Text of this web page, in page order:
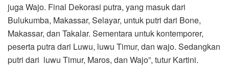
juga Wajo. Final Dekorasi putra, yang masuk dari
Bulukumba, Makassar, Selayar, untuk putri dari Bone,
Makassar, dan Takalar. Sementara untuk kontemporer,
peserta putra dari Luwu, luwu Timur, dan wajo. Sedangkan
putri dari luwu Timur, Maros, dan Wajo”, tutur Kartini.